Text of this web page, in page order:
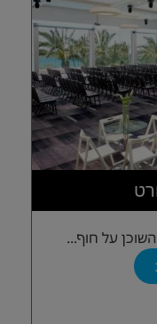
השוכן על חוף...